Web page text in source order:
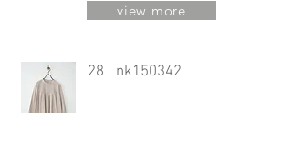
view more
28 nk150342